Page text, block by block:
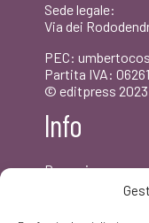
Sede legale:
Via dei
PEC:
Partita IVA:
© editpress 2023
Info
Dove siamo